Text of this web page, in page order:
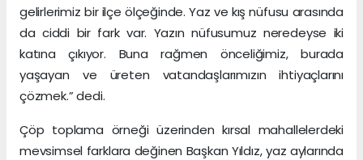
gelirlerimiz bir ilçe ölçeğinde. Yaz ve kış nüfusu arasında
da ciddi bir fark var. Yazın nüfusumuz neredeyse iki
katına çıkıyor. Buna rağmen önceliğimiz, burada
yaşayan ve üreten vatandaşlarımızın ihtiyaçlarını
çözmek.” dedi.
Çöp toplama örneği üzerinden kırsal mahallelerdeki
mevsimsel farklara değinen Başkan Yıldız, yaz aylarında